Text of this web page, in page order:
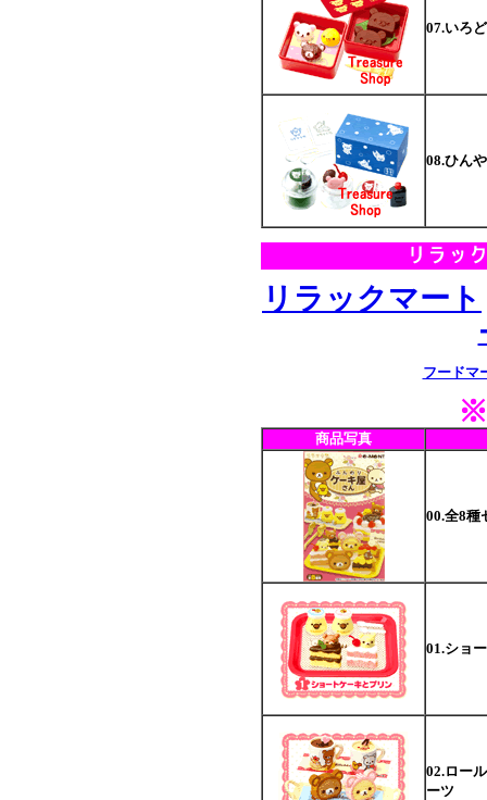
07.いろ
08.ひん
リラックマート
フードマ
※
商品写真
00.全8種
01.ショ
02.ロー
ーツ